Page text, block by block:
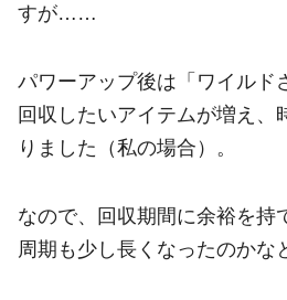
すが……
パワーアップ後は「ワイルド
回収したいアイテムが増え、
りました（私の場合）。
なので、回収期間に余裕を持
周期も少し長くなったのかな